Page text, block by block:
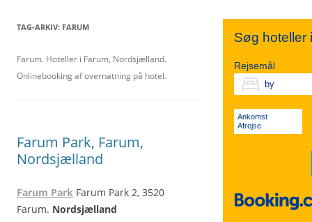
KØBENHAVN V.
KØBENHAVN K.
MIDTJYLLAND
VESTJYLLAND
SØNDERJYLLAND
TAG-ARKIV: FARUM
Farum. Hoteller i Farum, Nordsjælland.
Onlinebooking af overnatning på hotel.
Farum Park, Farum,
Nordsjælland
Farum Park Farum Park 2, 3520
Farum. Nordsjælland
Søg hoteller
Rejsemål
Ankomst
Afrejse